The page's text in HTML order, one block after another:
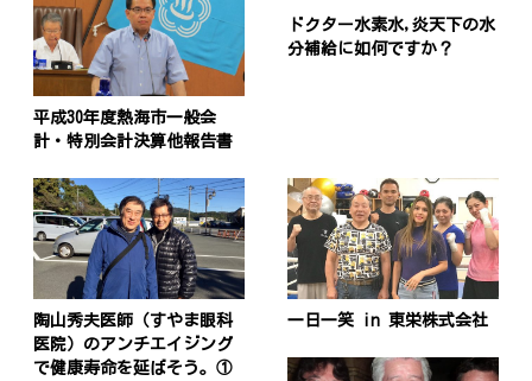
平成30年度熱海市一般会
計・特別会計決算他報告書
ドクター水素水,炎天下の水
分補給に如何ですか？
陶山秀夫医師（すやま眼科
医院）のアンチエイジング
で健康寿命を延ばそう。①
一日一笑 in 東栄株式会社